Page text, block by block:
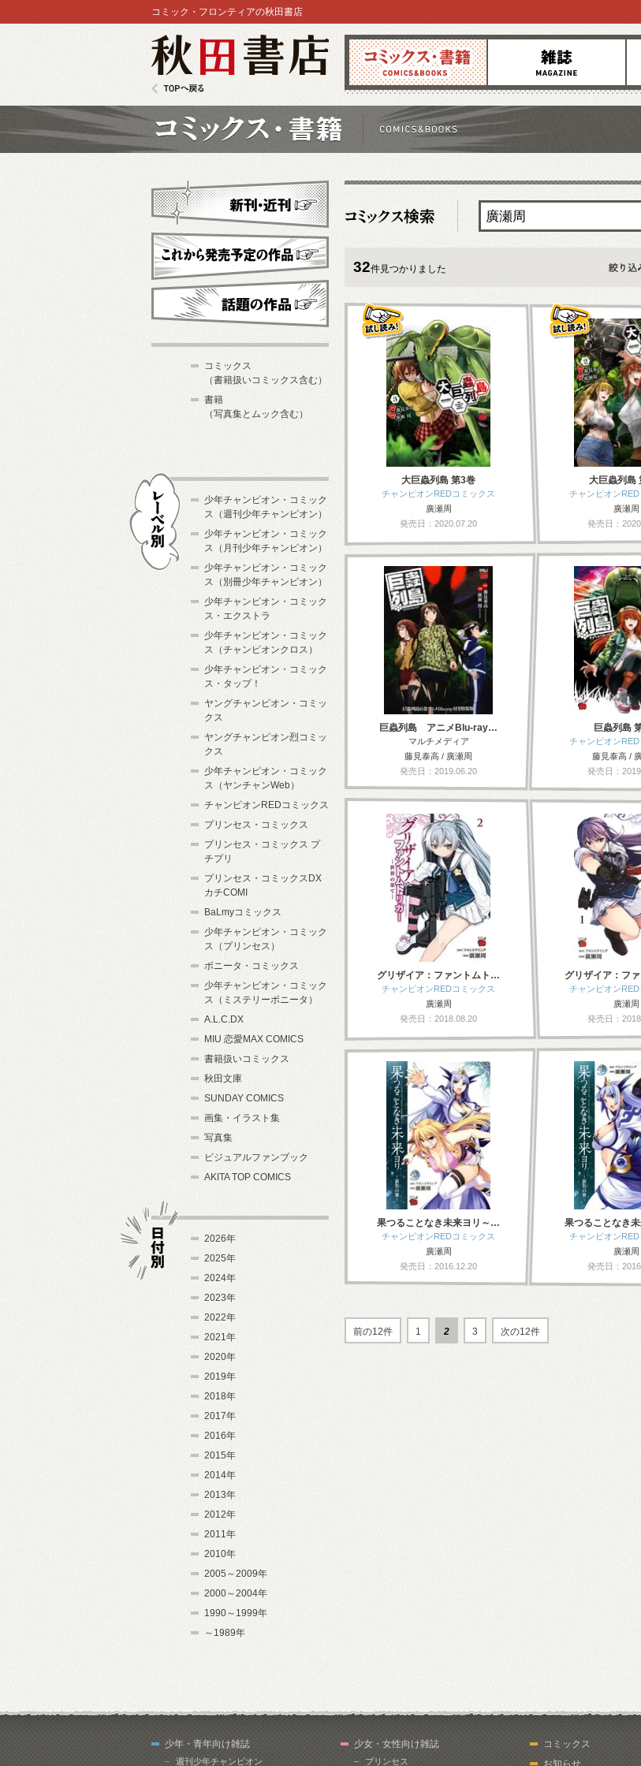
コミックス 雑誌 お
コミック・フロンティアの秋田書店
32件見つかりました
大巨蟲列島 第3巻
チャンピオンREDコミックス
廣瀬周
発売日：2020.07.20
大巨蟲列島
チャンピオンRED
廣瀬周
発売日：
巨蟲列島 アニメBlu-ray…
マルチメディア
藤見泰高 / 廣瀬周
発売日：2019.06.20
巨蟲列島
チャンピオンRED
藤見泰高 /
発売日：
グリザイア：ファントムト…
チャンピオンREDコミックス
廣瀬周
発売日：2018.08.20
グリザイア：フ
チャンピオンRED
廣瀬周
発売日：
果つることなき未来ヨリ～…
チャンピオンREDコミックス
廣瀬周
発売日：2016.12.20
果つることなき
チャンピオンRED
廣瀬周
発売日：
前の12件 1 2 3 次の12件
新刊・近刊
これから発売予定
コミックス
（書籍扱いコミックス含む）
書籍
（写真集とムック含む）
少年チャンピオン・コミック
ス（週刊少年チャンピオン）
少年チャンピオン・コミック
ス（月刊少年チャンピオン）
少年チャンピオン・コミック
ス（別冊少年チャンピオン）
少年チャンピオン・コミック
ス・エクストラ
少年チャンピオン・コミック
ス（チャンピオンクロス）
少年チャンピオン・コミック
ス・タップ！
ヤングチャンピオン・コミッ
クス
ヤングチャンピオン烈コミッ
クス
少年チャンピオン・コミック
ス（ヤンチャンWeb）
チャンピオンREDコミックス
プリンセス・コミックス
プリンセス・コミックス プ
チプリ
プリンセス・コミックスDX
カチCOMI
BaLmyコミックス
少年チャンピオン・コミック
ス（プリンセス）
ボニータ・コミックス
少年チャンピオン・コミック
ス（ミステリーボニータ）
A.L.C.DX
MIU 恋愛MAX COMICS
書籍扱いコミックス
秋田文庫
SUNDAY COMICS
画集・イラスト集
写真集
ビジュアルファンブック
AKITA TOP COMICS
2026年
2025年
2024年
2023年
2022年
2021年
2020年
2019年
2018年
2017年
2016年
2015年
2014年
2013年
2012年
2011年
2010年
2005～2009年
2000～2004年
1990～1999年
～1989年
少年・青年向け雑誌
週刊少年チャンピオン
少女・女性向け雑誌
プリンセス
コミックス
お知らせ